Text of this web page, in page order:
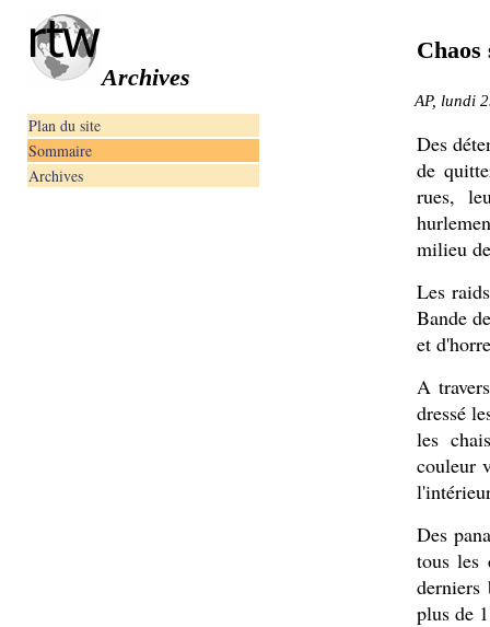
Archives
Plan du site
Sommaire
Archives
Chaos
AP, lundi
Des
de
rues,
milieu
Les
Bande
et
A
dressé
les
couleur
Des
tous les
plus de